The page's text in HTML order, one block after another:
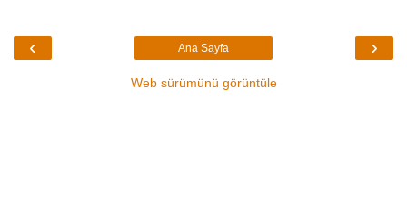
‹ ›
Ana Sayfa
Web sürümünü görüntüle